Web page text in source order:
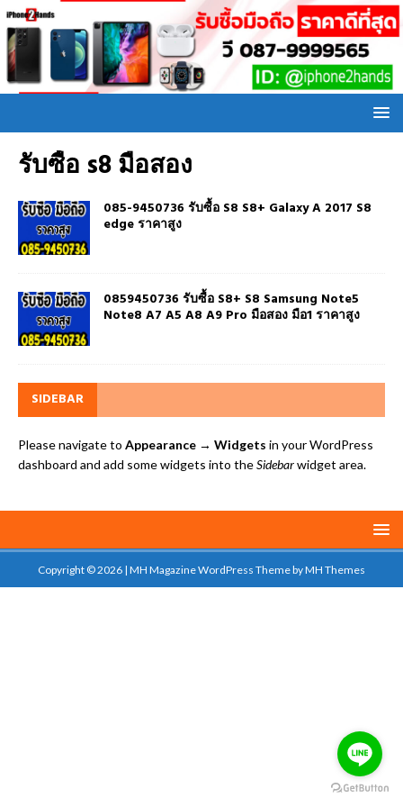
รับซื้อ s8 มือสอง
085-9450736 รับซื้อ S8 S8+ Galaxy A 2017 S8
edge ราคาสูง
0859450736 รับซื้อ S8+ S8 Samsung Note5
Note8 A7 A5 A8 A9 Pro มือสอง มือ1 ราคาสูง
SIDEBAR
Please navigate to Appearance → Widgets in your WordPress
dashboard and add some widgets into theSidebarwidget area.
Copyright © 2026 | MH Magazine WordPress Theme byMH Themes